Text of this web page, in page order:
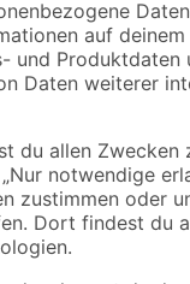
Metylan
Tapetenkleister
'Raufaser'
transparent 360 g
38,03 € / Kilogramm